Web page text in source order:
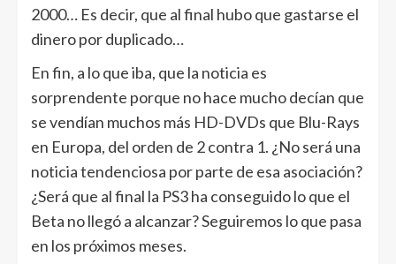
2000… Es decir, que al final hubo que gastarse el
dinero por duplicado…
En fin, a lo que iba, que la noticia es
sorprendente porque no hace mucho decían que
se vendían muchos más HD-DVDs que Blu-Rays
en Europa, del orden de 2 contra 1. ¿No será una
noticia tendenciosa por parte de esa asociación?
¿Será que al final la PS3 ha conseguido lo que el
Beta no llegó a alcanzar? Seguiremos lo que pasa
en los próximos meses.